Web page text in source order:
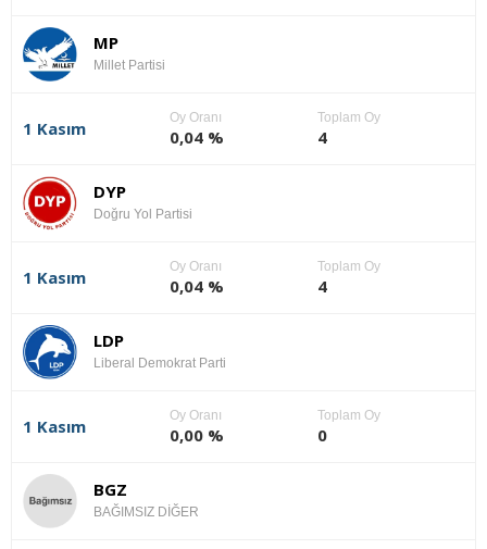
MP
Millet Partisi
1 Kasım
Oy Oranı
0,04 %
Toplam Oy
4
DYP
Doğru Yol Partisi
1 Kasım
Oy Oranı
0,04 %
Toplam Oy
4
LDP
Liberal Demokrat Parti
1 Kasım
Oy Oranı
0,00 %
Toplam Oy
0
BGZ
BAĞIMSIZ DİĞER